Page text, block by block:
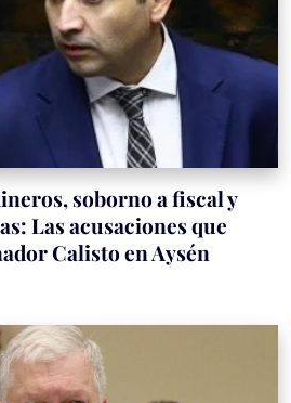
soborno a fiscal y
Las acusaciones que
Calisto en Aysén